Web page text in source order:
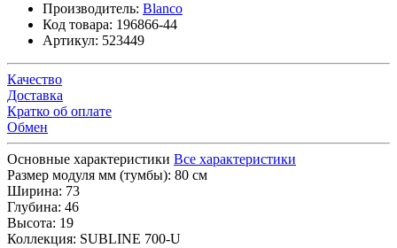
Производитель: Blanco
Код товара: 196866-44
Артикул: 523449
Качество
Доставка
Кратко об оплате
Обмен
Основные характеристики Все характеристики
Размер модуля мм (тумбы): 80 см
Ширина: 73
Глубина: 46
Высота: 19
Коллекция: SUBLINE 700-U